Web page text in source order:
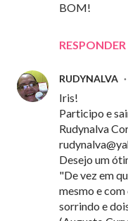
BOM!
RESPONDER
RUDYNALVA
Iris!
Participo e
Rudynalva
Desejo um
"De vez em
mesmo e com
sorrindo e